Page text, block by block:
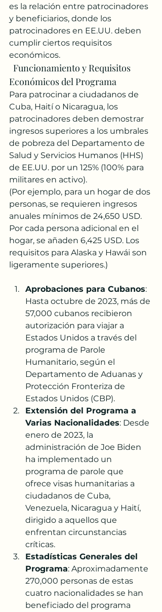
es la relación entre patrocinadores
y beneficiarios, donde los
patrocinadores en EE.UU. deben
cumplir ciertos requisitos
económicos.
Económicos del Programa
Para patrocinar a ciudadanos de
Cuba, Haití o Nicaragua, los
patrocinadores deben demostrar
ingresos superiores a los umbrales
de pobreza del Departamento de
Salud y Servicios Humanos (HHS)
de EE.UU. por un 125% (100% para
militares en activo).
(Por ejemplo, para un hogar de dos
personas, se requieren ingresos
anuales mínimos de 24,650 USD.
Por cada persona adicional en el
hogar, se añaden 6,425 USD. Los
requisitos para Alaska y Hawái son
ligeramente superiores.)
Aprobaciones para Cubanos:
Hasta octubre de 2023, más de
57,000 cubanos recibieron
autorización para viajar a
Estados Unidos a través del
programa de Parole
Humanitario, según el
Departamento de Aduanas y
Protección Fronteriza de
Estados Unidos (CBP)​​​​.
Extensión del Programa a
Varias Nacionalidades: Desde
enero de 2023, la
administración de Joe Biden
ha implementado un
programa de parole que
ofrece visas humanitarias a
ciudadanos de Cuba,
Venezuela, Nicaragua y Haití,
dirigido a aquellos que
enfrentan circunstancias
críticas​​.
Estadísticas Generales del
Programa: Aproximadamente
270,000 personas de estas
cuatro nacionalidades se han
beneficiado del programa